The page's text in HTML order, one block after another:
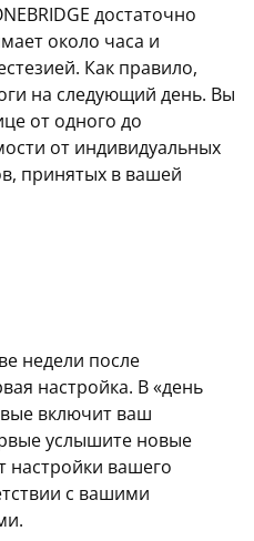
достаточно
около часа и
Как правило,
на следующий день. Вы
от одного до
от индивидуальных
принятых в вашей
недели после
настройка. В «день
включит ваш
услышите новые
настройки вашего
с вашими